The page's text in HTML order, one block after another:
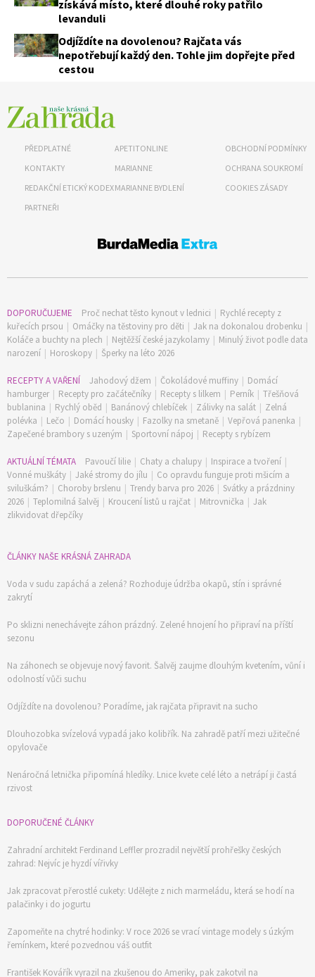
získává místo, které dlouhé roky patřilo
levanduli
Odjíždíte na dovolenou? Rajčata vás
nepotřebují každý den. Tohle jim dopřejte před
cestou
PŘEDPLATNÉ
KONTAKTY
REDAKČNÍ ETICKÝ KODEX
PARTNEŘI
APETITONLINE
MARIANNE
MARIANNE BYDLENÍ
OBCHODNÍ PODMÍNKY
OCHRANA SOUKROMÍ
COOKIES ZÁSADY
DOPORUČUJEME Proč nechat těsto kynout v lednici | Rychlé recepty z
kuřecích prsou | Omáčky na těstoviny pro děti | Jak na dokonalou drobenku |
Koláče a buchty na plech | Nejtěžší české jazykolamy | Minulý život podle data
narození | Horoskopy | Šperky na léto 2026
RECEPTY A VAŘENÍ Jahodový džem | Čokoládové muffiny | Domácí
hamburger | Recepty pro začátečníky | Recepty s lilkem | Perník | Třešňová
bublanina | Rychlý oběd | Banánový chlebíček | Zálivky na salát | Zelná
polévka | Lečo | Domácí housky | Fazolky na smetaně | Vepřová panenka |
Zapečené brambory s uzeným | Sportovní nápoj | Recepty s rybízem
AKTUÁLNÍ TÉMATA Pavoučí lilie | Chaty a chalupy | Inspirace a tvoření |
Vonné muškáty | Jaké stromy do jílu | Co opravdu funguje proti mšicím a
sviluškám? | Choroby brslenu | Trendy barva pro 2026 | Svátky a prázdniny
2026 | Teplomilná šalvěj | Kroucení listů u rajčat | Mitrovnička | Jak
zlikvidovat dřepčíky
ČLÁNKY NAŠE KRÁSNÁ ZAHRADA
Voda v sudu zapáchá a zelená? Rozhoduje údržba okapů, stín i správné
zakrytí
Po sklizni nenechávejte záhon prázdný. Zelené hnojení ho připraví na příští
sezonu
Na záhonech se objevuje nový favorit. Šalvěj zaujme dlouhým kvetením, vůní i
odolností vůči suchu
Odjíždíte na dovolenou? Poradíme, jak rajčata připravit na sucho
Dlouhozobka svízelová vypadá jako kolibřík. Na zahradě patří mezi užitečné
opylovače
Nenáročná letnička připomíná hledíky. Lnice kvete celé léto a netrápí ji častá
rzivost
DOPORUČENÉ ČLÁNKY
Zahradní architekt Ferdinand Leffler prozradil největší prohřešky českých
zahrad: Nejvíc je hyzdí vířivky
Jak zpracovat přerostlé cukety: Udělejte z nich marmeládu, která se hodí na
palačinky i do jogurtu
Zapomeňte na chytré hodinky: V roce 2026 se vrací vintage modely s úzkým
řemínkem, které pozvednou váš outfit
František Kovářík vyrazil na zkušenou do Ameriky, pak zakotvil na